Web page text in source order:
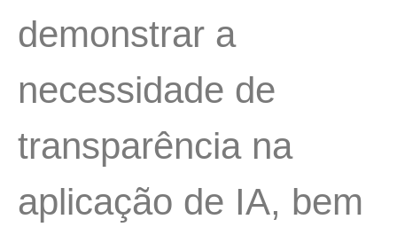
demonstrar a
necessidade de
transparência na
aplicação de IA, bem